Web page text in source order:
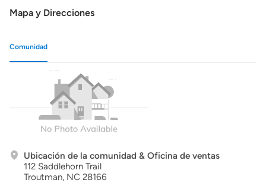
Mapa y Direcciones
Comunidad
Ubicación de la comunidad & Oficina de ventas
112 Saddlehorn Trail
Troutman, NC 28166